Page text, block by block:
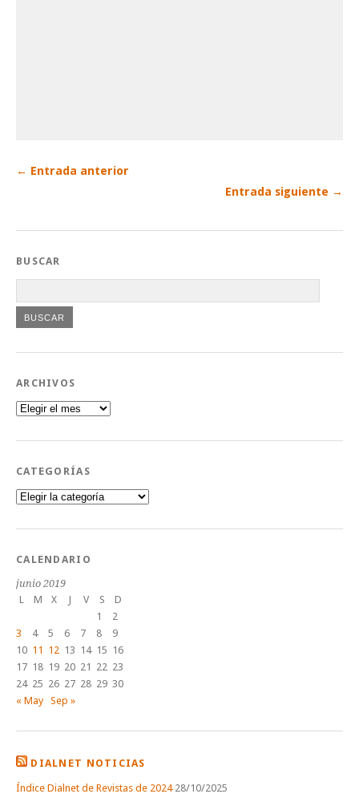
← Entrada anterior
Entrada siguiente →
BUSCAR
ARCHIVOS
Archivos
CATEGORÍAS
Categorías
CALENDARIO
junio 2019
L
M X J V S
D
1
2
3
4 5 6 7 8
9
10 11 12 13 14 15 16
17 18 19 20 21 22 23
24 25 26 27 28 29 30
« May Sep »
DIALNET NOTICIAS
Índice Dialnet de Revistas de 2024 28/10/2025